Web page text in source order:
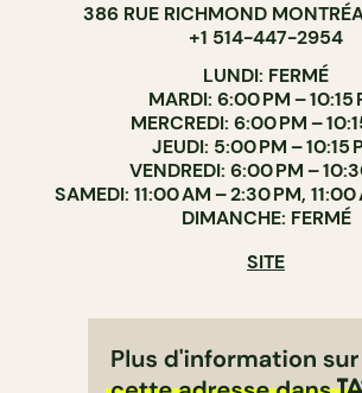
386 RUE RICHMOND
+1 514-447-2954
LUNDI: FERMÉ
MARDI: 6:00 PM – 10:15
MERCREDI: 6:00 PM –
JEUDI: 5:00 PM – 10:15
VENDREDI: 6:00 PM –
SAMEDI: 11:00 AM – 2:30 PM,
DIMANCHE: FERMÉ
SITE